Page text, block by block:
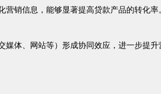
销信息，能够显著提高贷款产品的转化率
媒体、网站等）形成协同效应，进一步提升